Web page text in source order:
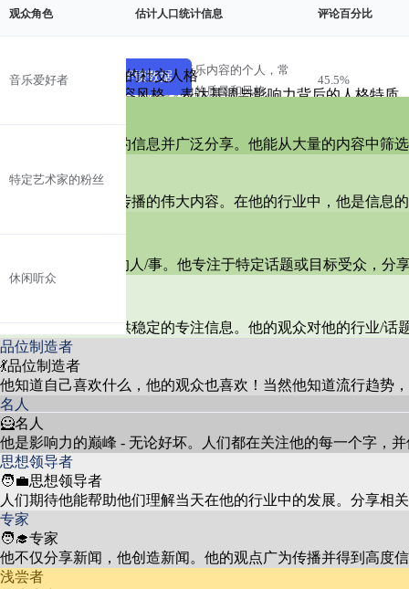
其是宝莱坞和地区印度音乐，
45.5%
的观众是重要的观众群体。
对印度电影感兴趣的观众，包
对AI生成内容和数字趋势感兴
与宗教和民间音乐内容互动。
8.7%
音乐爱好者
科技爱好者
文化追随者
估计人口统计信息 评论百分比
积极参与音乐内容的个人，常
常评论歌曲的质量和风格。
45.5%
忠实追随特定艺术家的粉丝，
达钦佩和支持。
偶尔观看音乐视频的观众，没
19.3%
观众角色
音乐爱好者
特定艺术家的粉丝
休闲听众
Goldmines 的社交人格
查看示例 解锁数据
解锁 Goldmines 的社交人格
了解Goldmines的内容风格、表达基调与影响力背后的人格特
分享者 创造者
他总能发现最有趣的信息并广泛分享。他能从大量的内容中
🙋播报者
能播报出像野火般传播的伟大内容。在他的行业中，他是信
他始终关注“热门”的人/事。他专注于特定话题或目标受众，
提供者
他的观众依赖他提供稳定的专注信息。他的观众对他的行业/
品位制造者
💃品位制造者
他知道自己喜欢什么，他的观众也喜欢！当然他知道流行趋势
名人
🦸名人
他是影响力的巅峰 - 无论好坏。人们都在关注他的每一个字，
思想领导者
🧑‍💼思想领导者
人们期待他能帮助他们理解当天在他的行业中的发展。分享相
专家
🧑‍🎓专家
他不仅分享新闻，他创造新闻。他的观点广为传播并得到高度
浅尝者